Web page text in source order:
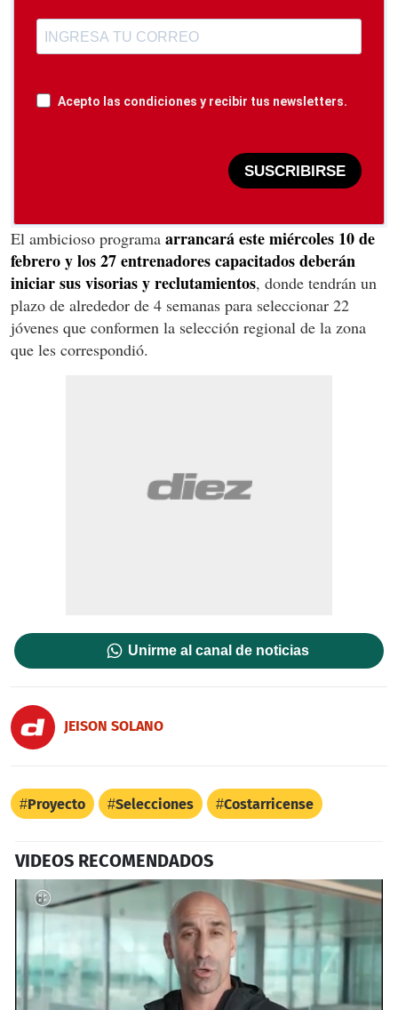
Acepto las condiciones y recibir tus newsletters.
SUSCRIBIRSE
El ambicioso programa arrancará este miércoles 10 de
febrero y los 27 entrenadores capacitados deberán
iniciar sus visorias y reclutamientos, donde tendrán un
plazo de alrededor de 4 semanas para seleccionar 22
jóvenes que conformen la selección regional de la zona
que les correspondió.
Unirme al canal de noticias
JEISON SOLANO
Proyecto Selecciones Costarricense
VIDEOS RECOMENDADOS